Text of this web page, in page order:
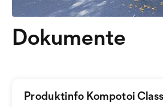
Dokumente
Produktinfo Kompotoi